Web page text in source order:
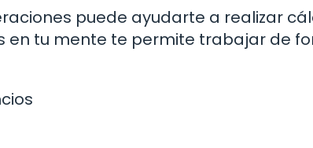
puede ayudarte a realizar
en tu mente te permite trabajar de